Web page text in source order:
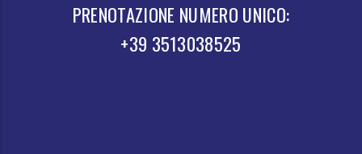
PRENOTAZIONE NUMERO UNICO:
+39 3513038525